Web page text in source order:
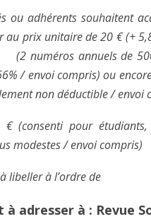
ou adhérents souhaitent
prix unitaire de 20 € (+
annuels de
/ envoi compris) ou
non déductible / envoi
(consenti pour étudiants,
modestes / envoi compris)
libeller à l’ordre de
adresser à : Revue